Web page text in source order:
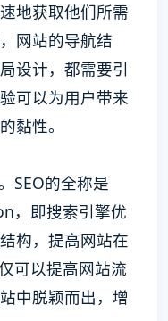
地获取他们所需
网站的导航结
设计，都需要引
可以为用户带来
黏性。
SEO的全称是
，即搜索引擎优
构，提高网站在
可以提高网站流
中脱颖而出，增